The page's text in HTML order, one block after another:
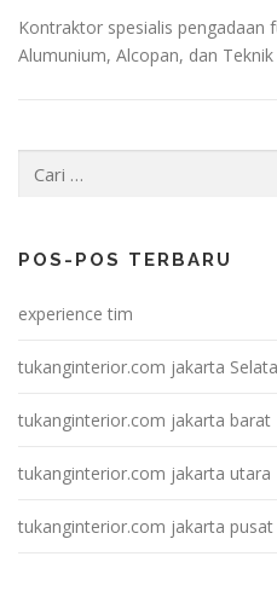
Kontraktor spesialis pengadaan
Alumunium, Alcopan, dan
POS-POS TERBARU
experience tim
tukanginterior.com jakarta
tukanginterior.com jakarta barat
tukanginterior.com jakarta utara
tukanginterior.com jakarta pusat